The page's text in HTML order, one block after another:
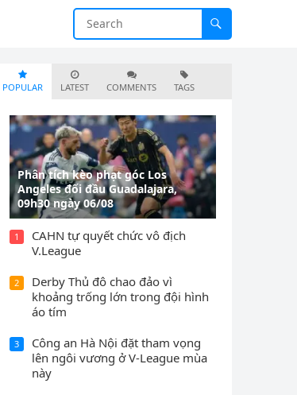
POPULAR LATEST COMMENTS TAGS
Phân tích kèo phạt góc Los
Angeles đối đầu Guadalajara,
09h30 ngày 06/08
1
CAHN tự quyết chức vô địch
V.League
2
Derby Thủ đô chao đảo vì
khoảng trống lớn trong đội hình
áo tím
3
Công an Hà Nội đặt tham vọng
lên ngôi vương ở V-League mùa
này